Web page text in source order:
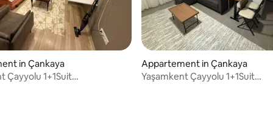
in Çankaya
Çayyolu 1+1Suit
Appartement in Çankaya
Yaşamkent Çayyolu 1+1Suit